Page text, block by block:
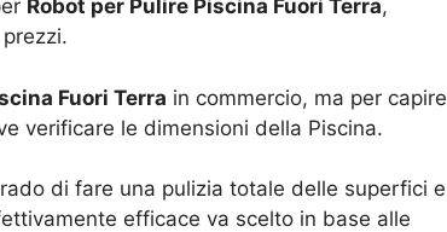
Robot per Pulire Piscina Fuori Terra,
Fuori Terra in commercio, ma per capire
verificare le dimensioni della Piscina.
di fare una pulizia totale delle superfici e
efficace va scelto in base alle